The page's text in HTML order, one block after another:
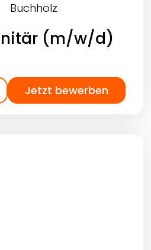
Buchholz
(m/w/d)
Jetzt bewerben